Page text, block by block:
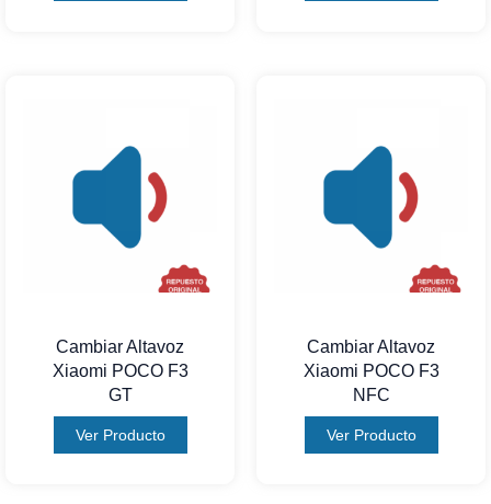
Cambiar Altavoz
Xiaomi POCO F3
GT
Ver Producto
Cambiar Altavoz
Xiaomi POCO F3
NFC
Ver Producto